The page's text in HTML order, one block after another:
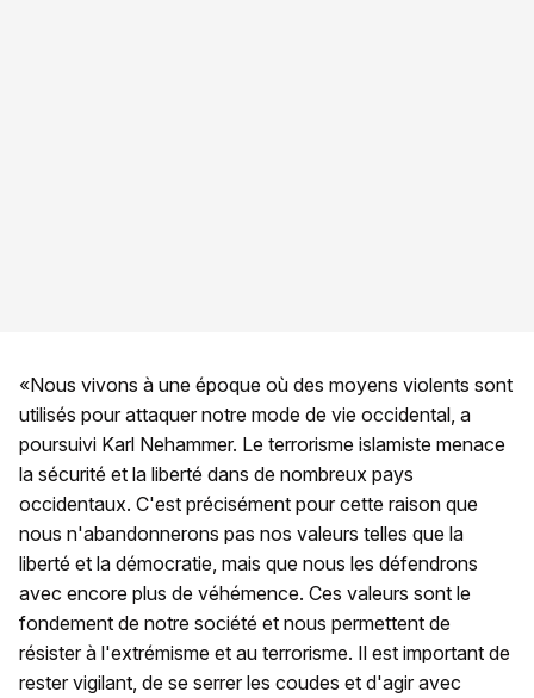
«Nous vivons à une époque où des moyens violents sont
utilisés pour attaquer notre mode de vie occidental, a
poursuivi Karl Nehammer. Le terrorisme islamiste menace
la sécurité et la liberté dans de nombreux pays
occidentaux. C'est précisément pour cette raison que
nous n'abandonnerons pas nos valeurs telles que la
liberté et la démocratie, mais que nous les défendrons
avec encore plus de véhémence. Ces valeurs sont le
fondement de notre société et nous permettent de
résister à l'extrémisme et au terrorisme. Il est important de
rester vigilant, de se serrer les coudes et d'agir avec